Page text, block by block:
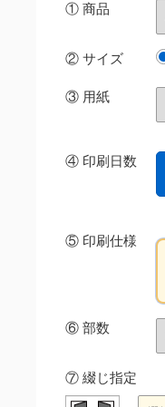
① 商品
② サイズ
③ 用紙
④ 印刷日数
⑤ 印刷仕様
⑥ 部数
⑦ 綴じ指定